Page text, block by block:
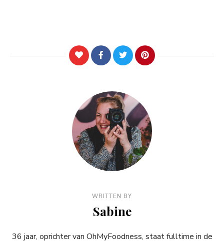
WRITTEN BY
Sabine
36 jaar, oprichter van OhMyFoodness, staat fulltime in de